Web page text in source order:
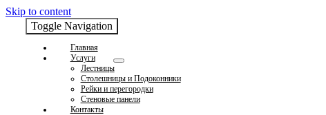
Skip to content
Toggle Navigation
Главная
Услуги
Лестницы
Столешницы и Подоконники
Рейки и перегородки
Стеновые панели
Контакты